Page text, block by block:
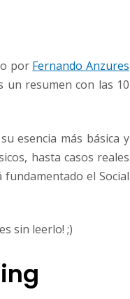
por Fernando Anzures
un resumen con las 10
esencia más básica y
hasta casos reales
el Social
sin leerlo! ;)